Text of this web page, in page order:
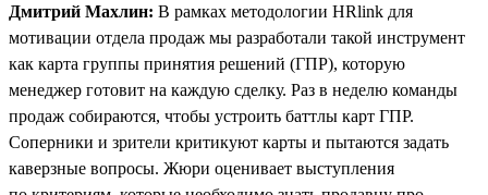
Дмитрий Махлин: В рамках методологии HRlink для
мотивации отдела продаж мы разработали такой инструмент
как карта группы принятия решений (ГПР), которую
менеджер готовит на каждую сделку. Раз в неделю команды
продаж собираются, чтобы устроить баттлы карт ГПР.
Соперники и зрители критикуют карты и пытаются задать
каверзные вопросы. Жюри оценивает выступления